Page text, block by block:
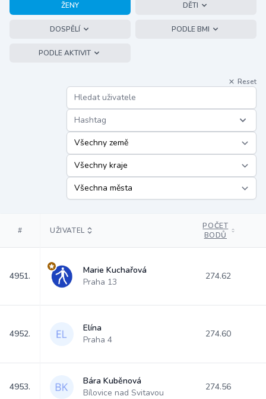
ŽENY DĚTI
DOSPĚLÍ PODLE BMI
PODLE AKTIVIT
Reset
Hashtag
# UŽIVATEL
POČET
BODŮ
4951.
Marie Kuchařová
Praha 13
274.62
4952.
Elína
Praha 4
274.60
4953.
Bára Kuběnová
Bílovice nad Svitavou
274.56